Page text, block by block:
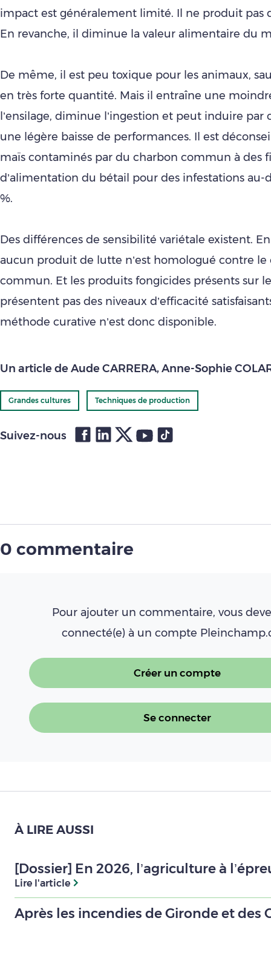
impact est généralement limité. Il ne produit pas
En revanche, il diminue la valeur alimentaire du
De même, il est peu toxique pour les animaux,
en très forte quantité. Mais il entraîne une
l’ensilage, diminue l’ingestion et peut induire par
une légère baisse de performances. Il est
maïs contaminés par du charbon commun à des
d’alimentation du bétail pour des infestations au-
%.
Des différences de sensibilité variétale existent.
aucun produit de lutte n’est homologué contre le
commun. Et les produits fongicides présents sur
présentent pas des niveaux d’efficacité
méthode curative n’est donc disponible.
Un article de Aude CARRERA, Anne-Sophie
Grandes cultures Techniques de production
Suivez-nous
0 commentaire
Pour ajouter un commentaire, vous
connecté(e) à un compte
Créer un compte
Se connecter
À LIRE AUSSI
[Dossier] En 2026, l’agriculture à
Lire l'article
Après les incendies de Gironde et